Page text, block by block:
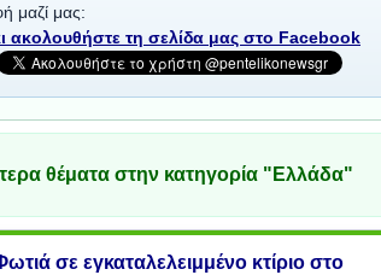
μαζί μας:
ακολουθήστε τη σελίδα μας στο Facebook
θέματα στην κατηγορία "Ελλάδα"
σε εγκαταλελειμμένο κτίριο στο